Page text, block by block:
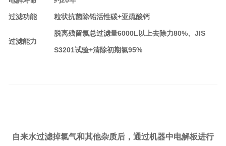
过滤功能 粒状抗菌除铅活性碳+亚硫酸钙
过滤能力
脱离残留氯总过滤量6000L以上去除力80%、JIS
S3201试验+清除初期氯95%
自来水过滤掉氯气和其他杂质后，通过机器中电解板进行